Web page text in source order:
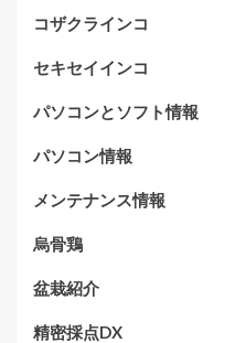
コザクラインコ
セキセイインコ
パソコンとソフト情報
パソコン情報
メンテナンス情報
烏骨鶏
盆栽紹介
精密採点DX